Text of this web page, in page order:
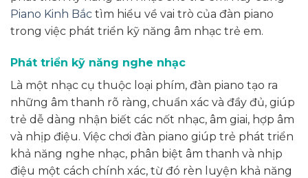
Piano Kinh Bắc tìm hiểu về vai trò của đàn piano
trong việc phát triển kỹ năng âm nhạc trẻ em.
Phát triển kỹ năng nghe nhạc
Là một nhạc cụ thuộc loại phím, đàn piano tạo ra
những âm thanh rõ ràng, chuẩn xác và đầy đủ, giúp
trẻ dễ dàng nhận biết các nốt nhạc, âm giai, hợp âm
và nhịp điệu. Việc chơi đàn piano giúp trẻ phát triển
khả năng nghe nhạc, phân biệt âm thanh và nhịp
điệu một cách chính xác, từ đó rèn luyện khả năng